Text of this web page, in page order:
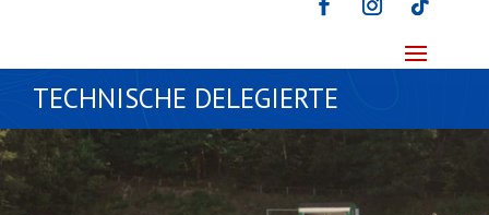
TECHNISCHE DELEGIERTE